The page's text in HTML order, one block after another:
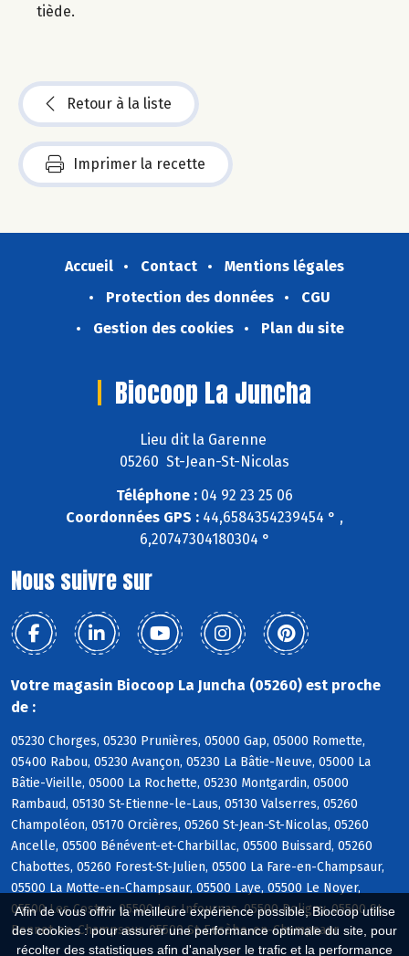
Afin de vous offrir la meilleure expérience possible, Biocoop utilise
des cookies : pour assurer une performance optimale du site, pour
récolter des statistiques afin d'analyser le trafic et la performance
tiède.
Retour à la liste
Imprimer la recette
Accueil Contact
Mentions légales
Protection des données
CGU
Gestion des cookies
Plan du site
Biocoop La Juncha
Lieu dit la Garenne
05260 St-Jean-St-Nicolas
Téléphone : 04 92 23 25 06
Coordonnées GPS : 44,6584354239454 ° ,
6,20747304180304 °
Nous suivre sur
Votre magasin Biocoop La Juncha (05260) est proche
de :
05230 Chorges, 05230 Prunières, 05000 Gap, 05000 Romette,
05400 Rabou, 05230 Avançon, 05230 La Bâtie-Neuve, 05000 La
Bâtie-Vieille, 05000 La Rochette, 05230 Montgardin, 05000
Rambaud, 05130 St-Etienne-le-Laus, 05130 Valserres, 05260
Champoléon, 05170 Orcières, 05260 St-Jean-St-Nicolas, 05260
Ancelle, 05500 Bénévent-et-Charbillac, 05500 Buissard, 05260
Chabottes, 05260 Forest-St-Julien, 05500 La Fare-en-Champsaur,
05500 La Motte-en-Champsaur, 05500 Laye, 05500 Le Noyer,
05500 Les Costes, 05500 Les Infournas, 05500 Poligny, 05500 St-
Bonnet-en-Champsaur, 05500 St-Eusèbe-en-Champsaur